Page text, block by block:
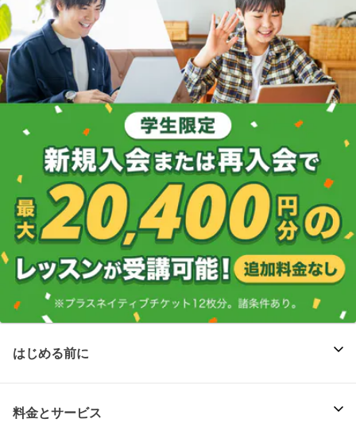
はじめる前に
料金とサービス